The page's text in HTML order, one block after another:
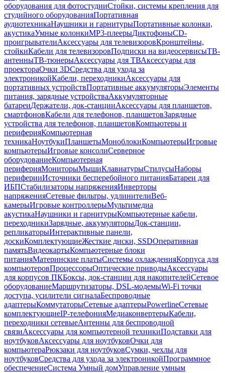
оборудования для фотостудииСтойки, системы крепления для
студийного оборудованияПортативная
аудиотехникаНаушники и гарнитурыПортативные колонки,
акустикаУмные колонкиMP3-плеерыДиктофоныCD-
проигрывателиАксессуары для телевизоровКронштейны,
стойкиКабели для телевизоровПодписки на видеосервисыТВ-
антенныТВ-тюнерыАксессуары для ТВАксессуары для
проектораОчки 3DСредства для ухода за
электроникойКабели, переходникиАксессуары для
портативных устройствПортативные аккумуляторыЭлементы
питания, зарядные устройстваАккумуляторные
батареиДержатели, док-станцииАксессуары для планшетов,
смартфоновКабели для телефонов, планшетовЗарядные
устройства для телефонов, планшетовКомпьютеры и
периферияКомпьютерная
техникаНоутбукиПланшетыМоноблокиКомпьютерыИгровые
компьютерыИгровые консолиСерверное
оборудованиеКомпьютерная
периферияМониторыМышиКлавиатурыСтилусыНаборы
периферииИсточники бесперебойного питанияБатареи для
ИБПСтабилизаторы напряженияИнверторы
напряженияСетевые фильтры, удлинителиВеб-
камерыИгровые контроллерыМультимедиа
акустикаНаушники и гарнитурыКомпьютерные кабели,
переходникиЗарядные, аккумуляторыДок-станции,
репликаторыИнтерактивные панели,
доскиКомплектующиеЖесткие диски, SSDОперативная
памятьВидеокартыКомпьютерные блоки
питанияМатеринские платыСистемы охлажденияКорпуса для
компьютеровПроцессорыОптические приводыАксессуары
для корпусов ПКБоксы, док-станции для накопителейСетевое
оборудованиеМаршрутизаторы, DSL-модемыWi-Fi точки
доступа, усилители сигналаБеспроводные
адаптерыКоммутаторыСетевые адаптерыPowerlineСетевые
комплектующиеIP-телефонияМедиаконвертерыКабели,
переходники сетевыеАнтенны для беспроводной
связиАксессуары для компьютерной техникиПодставки для
ноутбуковАксессуары для ноутбуковОчки для
компьютераРюкзаки для ноутбуковСумки, чехлы для
ноутбуковСредства для ухода за электроникойПрограммное
обеспечениеСистема Умный домУправление умным